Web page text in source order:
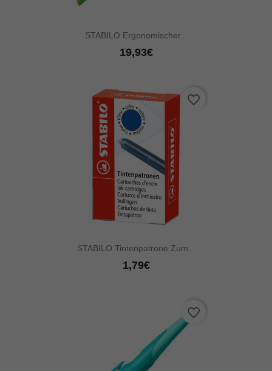
STABILO Ergonomischer...
19,93€
STABILO Tintenpatrone Zum...
1,79€
favorite_border
favorite_border